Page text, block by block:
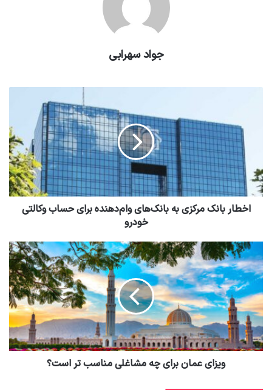
جواد سهرابی
اخطار بانک مرکزی به بانک‌های وام‌دهنده برای حساب وکالتی
خودرو
ویزای عمان برای چه مشاغلی مناسب تر است؟